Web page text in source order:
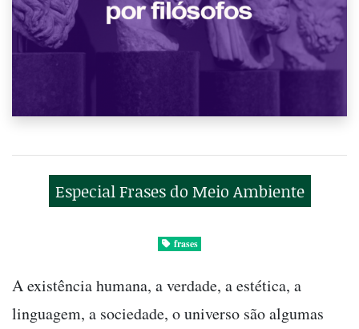
Especial Frases do Meio Ambiente
frases
A existência humana, a verdade, a estética, a
linguagem, a sociedade, o universo são algumas